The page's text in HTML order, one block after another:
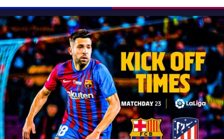
plusicon
label.aria.plus
バルサアカデミー
plusicon
label.aria.plus
10年毎
PLUSICON
LABEL.ARIA.PLUS
トップチーム
女子サッカー
plusicon
label.aria.plus
スケジュール
バルサAtlètic
plusicon
label.aria.plus